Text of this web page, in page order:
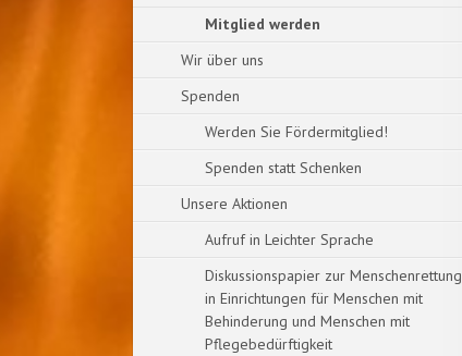
Mitglied werden
Wir über uns
Spenden
Werden Sie Fördermitglied!
Spenden statt Schenken
Unsere Aktionen
Aufruf in Leichter Sprache
Diskussionspapier zur Menschenrettung
in Einrichtungen für Menschen mit
Behinderung und Menschen mit
Pflegebedürftigkeit